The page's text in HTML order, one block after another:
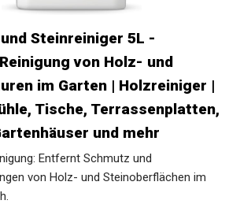
Steinreiniger 5L -
von Holz- und
im Garten | Holzreiniger |
Tische, Terrassenplatten,
und mehr
Entfernt Schmutz und
von Holz- und Steinoberflächen im